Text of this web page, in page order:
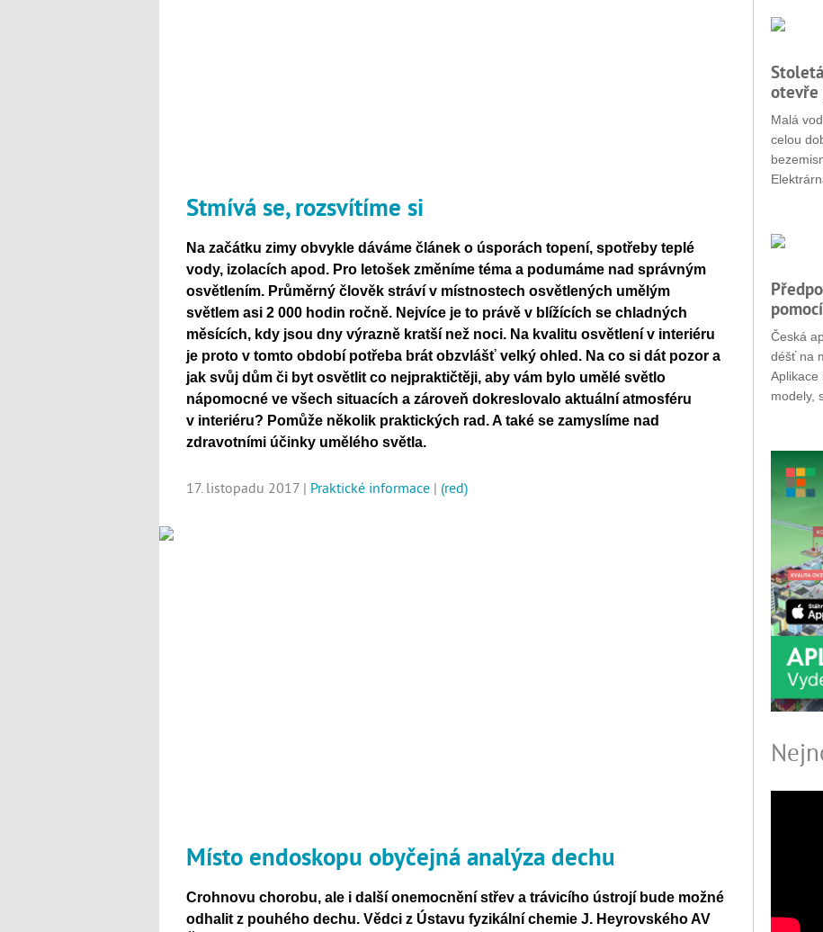
Stmívá se, rozsvítíme si
Na začátku zimy obvykle dáváme článek o úsporách topení, spotřeby teplé
vody, izolacích apod. Pro letošek změníme téma a podumáme nad správným
osvětlením. Průměrný člověk stráví v místnostech osvětlených umělým
světlem asi 2 000 hodin ročně. Nejvíce je to právě v blížících se chladných
měsících, kdy jsou dny výrazně kratší než noci. Na kvalitu osvětlení v interiéru
je proto v tomto období potřeba brát obzvlášť velký ohled. Na co si dát pozor a
jak svůj dům či byt osvětlit co nejpraktičtěji, aby vám bylo umělé světlo
nápomocné ve všech situacích a zároveň dokreslovalo aktuální atmosféru
v interiéru? Pomůže několik praktických rad. A také se zamyslíme nad
zdravotními účinky umělého světla.
17. listopadu 2017 | Praktické informace | (red)
Místo endoskopu obyčejná analýza dechu
Crohnovu chorobu, ale i další onemocnění střev a trávicího ústrojí bude možné
odhalit z pouhého dechu. Vědci z Ústavu fyzikální chemie J. Heyrovského AV
otevře
Malá
celou
Česká
déšť na
Aplikace
modely,